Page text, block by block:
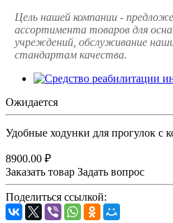
Цель нашей компании -
ассортимента товаров для
учреждений, обслуживание
стандартам качества.
Ожидается
Удобные ходунки для прогулок с
8900.00 ₽
Заказать товар Задать вопрос
Поделиться ссылкой: